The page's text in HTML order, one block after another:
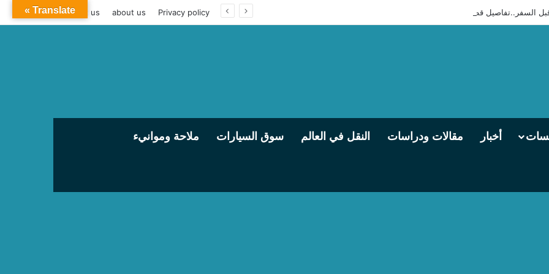
989 أسبانى مطور من أسوان إلى القاهرة Privacy policy
about us
contact us
أخبار مقالات ودراسات النقل في العالم سوق السيارات ملاحة وموانيء
Translate »